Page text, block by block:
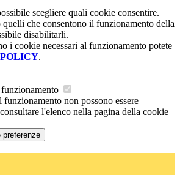
scegliere quali cookie consentire.
quelli che consentono il funzionamento della
disabilitarli.
i cookie necessari al funzionamento potete
.
non possono essere
l'elenco nella pagina della cookie
preferenze